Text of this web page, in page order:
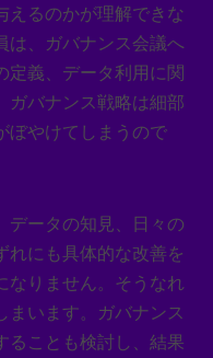
えるのかが理解できな
は、ガバナンス会議へ
定義、データ利用に関
ガバナンス戦略は細部
ぼやけてしまうので
データの知見、日々の
れにも具体的な改善を
なりません。そうなれ
まいます。ガバナンス
ることも検討し、結果